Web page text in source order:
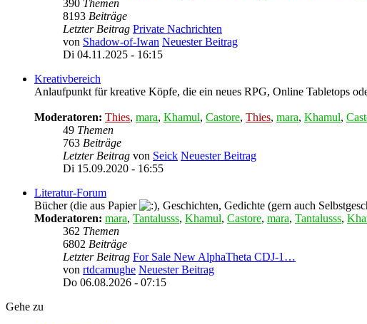
390 Themen
8193 Beiträge
Letzter Beitrag Private Nachrichten
von Shadow-of-Iwan Neuester Beitrag
Di 04.11.2025 - 16:15
Kreativbereich
Anlaufpunkt für kreative Köpfe, die ein neues RPG, Online Tabletops
Moderatoren: Thies, mara, Khamul, Castore, Thies, mara, Khamul,
49 Themen
763 Beiträge
Letzter Beitrag von Seick Neuester Beitrag
Di 15.09.2020 - 16:55
Literatur-Forum
Bücher (die aus Papier
, Geschichten, Gedichte (gern auch
Moderatoren: mara, Tantalusss, Khamul, Castore, mara, Tantalusss,
362 Themen
6802 Beiträge
Letzter Beitrag For Sale New AlphaTheta CDJ-1…
von rtdcamughe Neuester Beitrag
Do 06.08.2026 - 07:15
Gehe zu